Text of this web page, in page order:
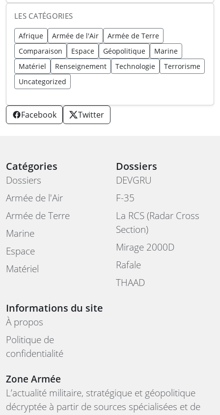
LES CATÉGORIES
Afrique Armée de l'Air
Armée de Terre
Comparaison
Espace Géopolitique
Marine
Matériel
Renseignement Technologie
Terrorisme
Uncategorized
Facebook Twitter
Catégories
Dossiers
Armée de l'Air
Armée de Terre
Marine
Espace
Matériel
Dossiers
DEVGRU
F-35
La RCS (Radar Cross
Section)
Mirage 2000D
Rafale
THAAD
Informations du site
À propos
Politique de
confidentialité
Zone Armée
L’actualité militaire, stratégique et géopolitique
décryptée à partir de sources spécialisées et de